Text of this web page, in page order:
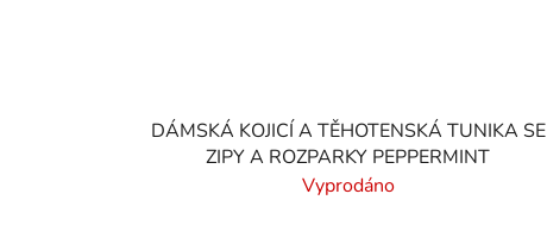
DÁMSKÁ KOJICÍ A TĚHOTENSKÁ TUNIKA SE
ZIPY A ROZPARKY PEPPERMINT
Vyprodáno